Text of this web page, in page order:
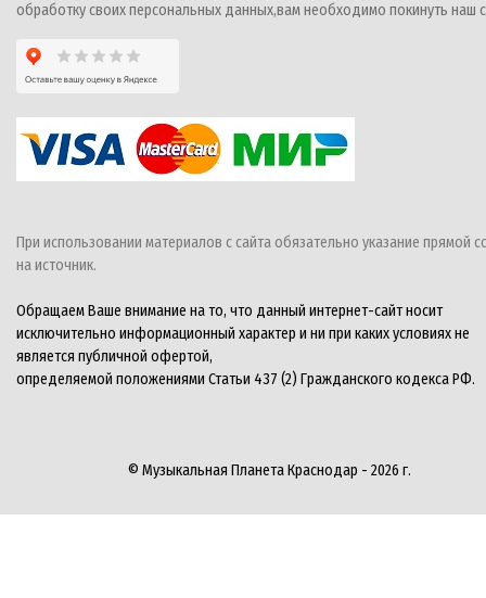
обработку своих персональных данных,вам необходимо покинуть наш
При использовании материалов с сайта обязательно указание прямой
на источник.
Обращаем Ваше внимание на то, что данный интернет-сайт носит
исключительно информационный характер и ни при каких условиях не
является публичной офертой,
определяемой положениями Статьи 437 (2) Гражданского кодекса РФ.
© Музыкальная Планета Краснодар - 2026 г.